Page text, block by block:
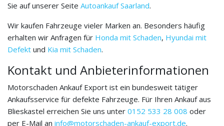
Sie auf unserer Seite Autoankauf Saarland.
Wir kaufen Fahrzeuge vieler Marken an. Besonders häufig
erhalten wir Anfragen für Honda mit Schaden, Hyundai mit
Defekt und Kia mit Schaden.
Kontakt und Anbieterinformationen
Motorschaden Ankauf Export ist ein bundesweit tätiger
Ankaufsservice für defekte Fahrzeuge. Für Ihren Ankauf aus
Blieskastel erreichen Sie uns unter 0152 533 28 008 oder
per E-Mail an info@motorschaden-ankauf-export.de.